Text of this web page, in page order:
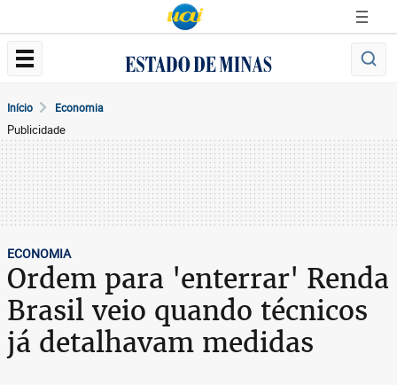
Início Economia
Publicidade
ECONOMIA
Ordem para 'enterrar' Renda
Brasil veio quando técnicos
já detalhavam medidas